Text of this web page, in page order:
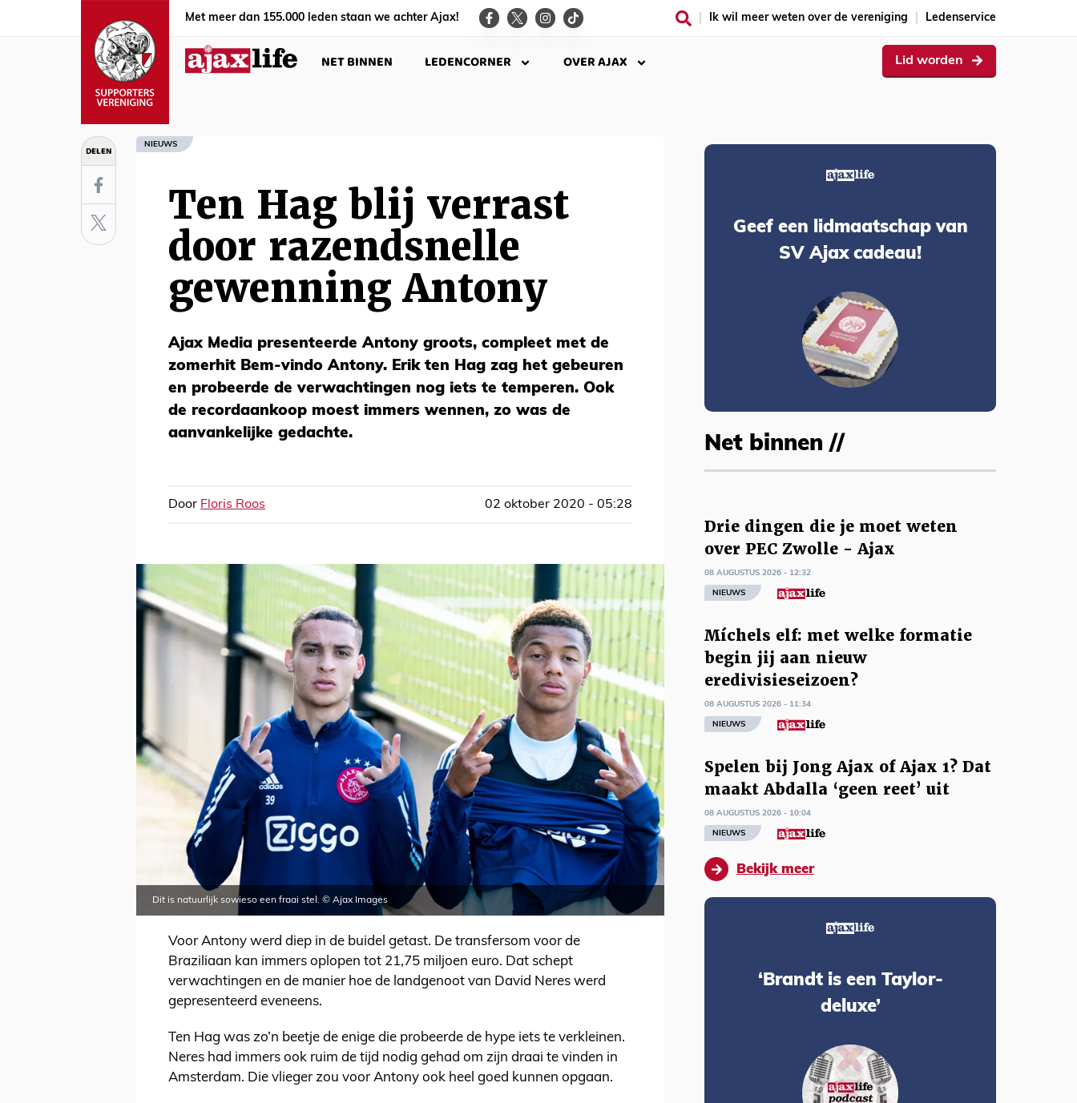
Met meer dan 155.000 leden staan we achter Ajax! Ik wil meer weten over de vereniging Ledenservice
NET BINNEN LEDENCORNER OVER AJAX Lid worden
DELEN NIEUWS
Ten Hag blij verrast
door razendsnelle
gewenning Antony
Ajax Media presenteerde Antony groots, compleet met de
zomerhit Bem-vindo Antony. Erik ten Hag zag het gebeuren
en probeerde de verwachtingen nog iets te temperen. Ook
de recordaankoop moest immers wennen, zo was de
aanvankelijke gedachte.
Door Floris Roos 02 oktober 2020 - 05:28
Dit is natuurlijk sowieso een fraai stel. © Ajax Images
Voor Antony werd diep in de buidel getast. De transfersom voor de
Braziliaan kan immers oplopen tot 21,75 miljoen euro. Dat schept
verwachtingen en de manier hoe de landgenoot van David Neres werd
gepresenteerd eveneens.
Ten Hag was zo’n beetje de enige die probeerde de hype iets te verkleinen.
Neres had immers ook ruim de tijd nodig gehad om zijn draai te vinden in
Amsterdam. Die vlieger zou voor Antony ook heel goed kunnen opgaan.
Geef een lidmaatschap van
SV Ajax cadeau!
Net binnen //
Drie dingen die je moet weten
over PEC Zwolle - Ajax
08 AUGUSTUS 2026 - 12:32
NIEUWS
Míchels elf: met welke formatie
begin jij aan nieuw
eredivisieseizoen?
08 AUGUSTUS 2026 - 11:34
NIEUWS
Spelen bij Jong Ajax of Ajax 1? Dat
maakt Abdalla ‘geen reet’ uit
08 AUGUSTUS 2026 - 10:04
NIEUWS
Bekijk meer
‘Brandt is een Taylor-
deluxe’